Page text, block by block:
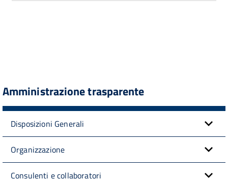
Amministrazione trasparente
Disposizioni Generali
Organizzazione
Consulenti e collaboratori